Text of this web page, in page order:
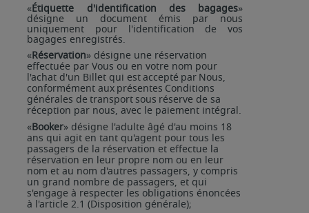
«Étiquette d'identification des bagages»
désigne un document émis par nous
uniquement pour l'identification de vos
bagages enregistrés.
«Réservation» désigne une réservation
effectuée par Vous ou en votre nom pour
l'achat d'un Billet qui estaccepté parNous,
conformémentaux présentes Conditions
générales detransport sous réserve de sa
réception par nous, avec le paiement intégral.
«Booker» désigne l'adulte âgé d'au moins 18
ans qui agit en tant qu'agent pour tous les
passagers de la réservation et effectue la
réservation en leur propre nom ou en leur
nom et au nom d'autres passagers, y compris
un grand nombre de passagers, et qui
s'engage à respecter les obligations énoncées
à l'article 2.1 (Disposition générale);